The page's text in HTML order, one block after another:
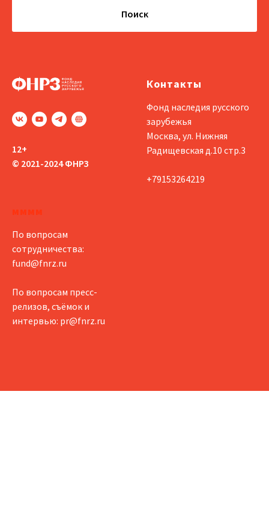
Поиск
12+
© 2021-2024 ФНРЗ
Контакты
Фонд наследия русского
зарубежья
Москва, ул. Нижняя
Радищевская д.10 стр.3
+79153264219
мммм
По вопросам
сотрудничества:
fund@fnrz.ru
По вопросам пресс-
релизов, съёмок и
интервью: pr@fnrz.ru